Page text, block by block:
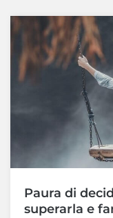
Paura di
superarla e